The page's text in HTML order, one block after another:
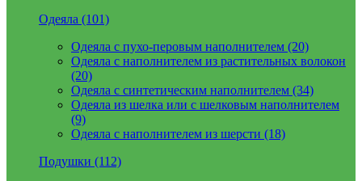
Одеяла (101)
Одеяла с пухо-перовым наполнителем (20)
Одеяла с наполнителем из растительных волокон
(20)
Одеяла с синтетическим наполнителем (34)
Одеяла из шелка или с шелковым наполнителем
(9)
Одеяла с наполнителем из шерсти (18)
Подушки (112)